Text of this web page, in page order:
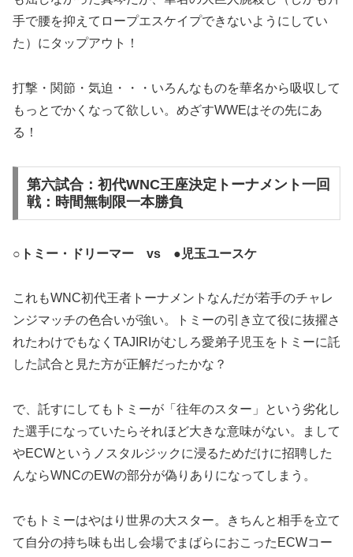
手で腰を抑えてロープエスケイプできないようにしてい
た）にタップアウト！
打撃・関節・気迫・・・いろんなものを華名から吸収して
もっとでかくなって欲しい。めざすWWEはその先にあ
る！
第六試合：初代WNC王座決定トーナメント一回
戦：時間無制限一本勝負
○トミー・ドリーマー vs ●児玉ユースケ
これもWNC初代王者トーナメントなんだが若手のチャレ
ンジマッチの色合いが強い。トミーの引き立て役に抜擢さ
れたわけでもなくTAJIRIがむしろ愛弟子児玉をトミーに託
した試合と見た方が正解だったかな？
で、託すにしてもトミーが「往年のスター」という劣化し
た選手になっていたらそれほど大きな意味がない。まして
やECWというノスタルジックに浸るためだけに招聘した
んならWNCのEWの部分が偽りありになってしまう。
でもトミーはやはり世界の大スター。きちんと相手を立て
て自分の持ち味も出し会場でまばらにおこったECWコー